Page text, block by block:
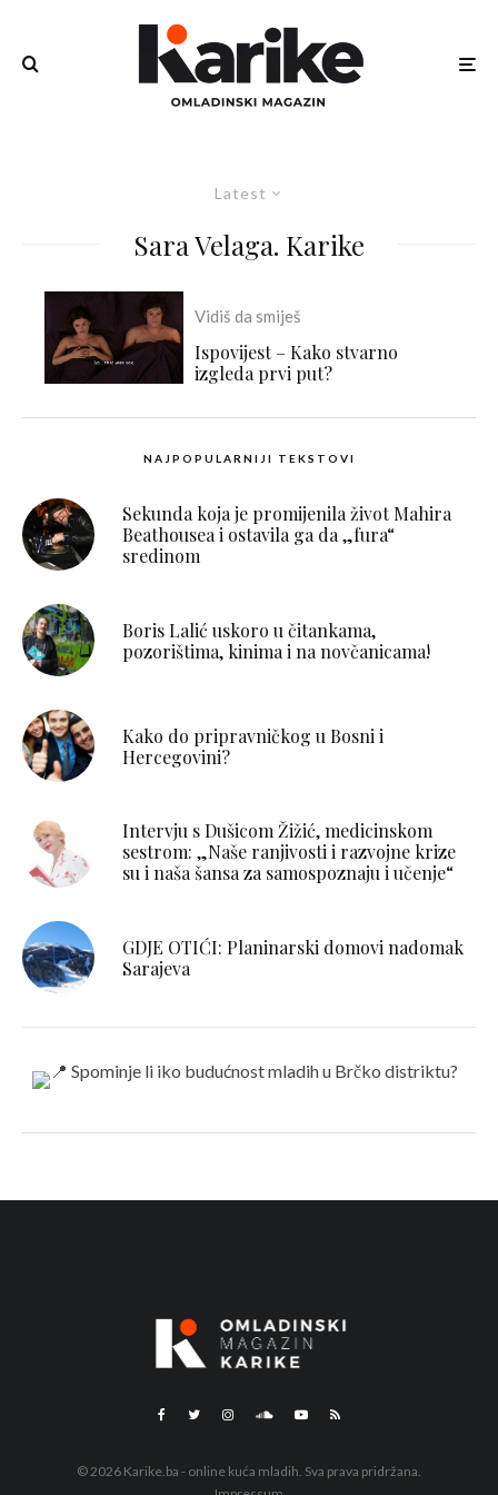
Latest
Sara Velaga. Karike
Vidiš da smiješ
Ispovijest – Kako stvarno
izgleda prvi put?
NAJPOPULARNIJI TEKSTOVI
Sekunda koja je promijenila život Mahira
Beathousea i ostavila ga da „fura“
sredinom
Boris Lalić uskoro u čitankama,
pozorištima, kinima i na novčanicama!
Kako do pripravničkog u Bosni i
Hercegovini?
Intervju s Dušicom Žižić, medicinskom
sestrom: „Naše ranjivosti i razvojne krize
su i naša šansa za samospoznaju i učenje“
GDJE OTIĆI: Planinarski domovi nadomak
Sarajeva
© 2026 Karike.ba - online kuća mladih. Sva prava pridržana.